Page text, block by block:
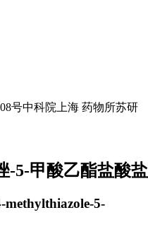
号中科院上海 药物所苏研
-5-甲酸乙酯盐酸盐
5-